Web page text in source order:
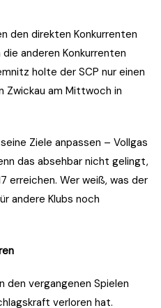
den direkten Konkurrenten
anderen Konkurrenten
holte der SCP nur einen
Zwickau am Mittwoch in
Ziele anpassen – Vollgas
das absehbar nicht gelingt,
erreichen. Wer weiß, was der
andere Klubs noch
den vergangenen Spielen
verloren hat.